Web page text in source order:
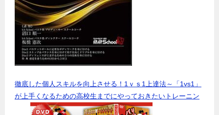
徹底した個人スキルを向上させる！1ｖｓ1上達法～「1vs1」
が上手くなるための高校生までにやっておきたいトレーニン